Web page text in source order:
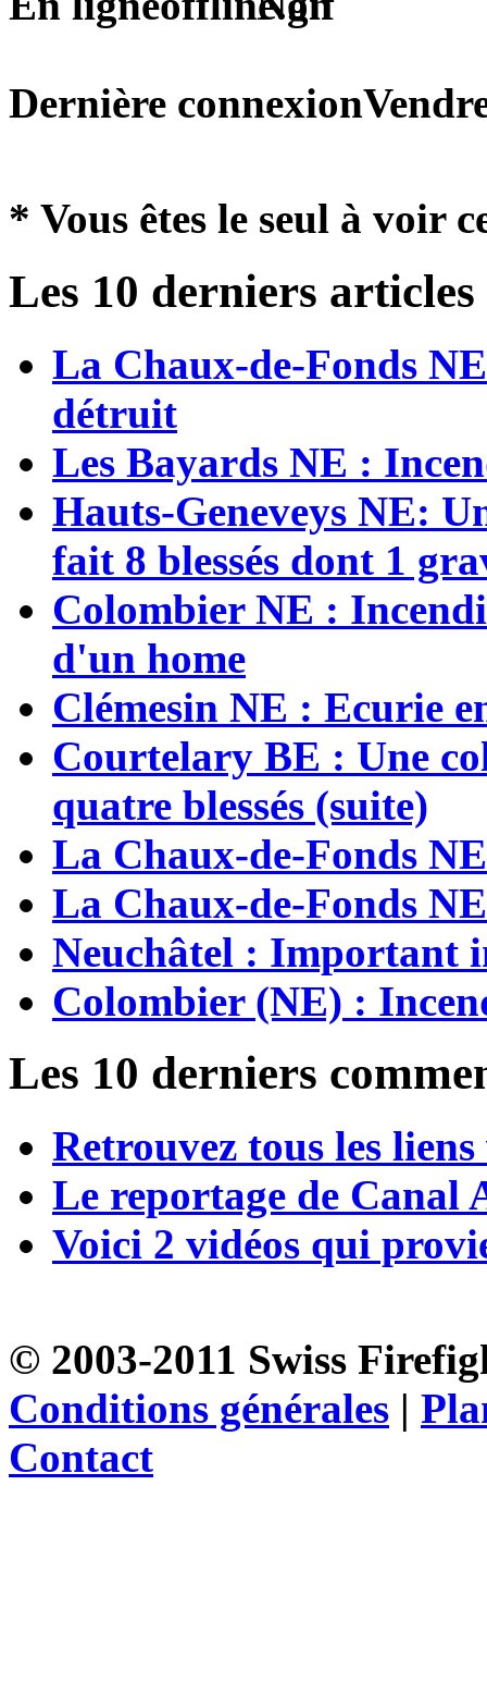
Dernière connexion
* Vous êtes le seul à voir
Les 10 derniers
La Chaux-de-Fonds
détruit
Les Bayards NE :
Hauts-Geneveys NE:
fait 8 blessés dont 1
Colombier NE :
d'un home
Clémesin NE : Ecurie
Courtelary BE : Une
quatre blessés (suite)
La Chaux-de-Fonds
La Chaux-de-Fonds
Neuchâtel : Important
Colombier (NE) :
Les 10 derniers
Retrouvez tous les
Le reportage de Canal
Voici 2 vidéos qui
© 2003-2011 Swiss
Conditions générales |
Contact